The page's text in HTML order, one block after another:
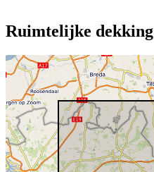
Ruimtelijke dekking